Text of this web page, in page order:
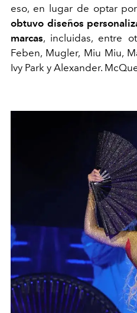
eso, en lugar de optar
obtuvo diseños
marcas, incluidas, entre
Feben, Mugler, Miu Miu,
Ivy Park y Alexander.